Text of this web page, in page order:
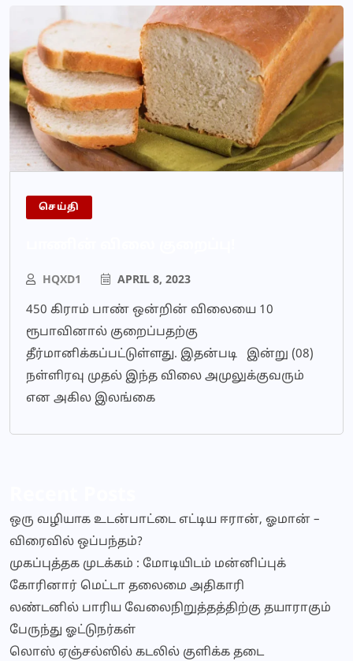
செய்தி
HQXD1 APRIL 8, 2023
450 கிராம் பாண் ஒன்றின் விலையை 10
ரூபாவினால் குறைப்பதற்கு
தீர்மானிக்கப்பட்டுள்ளது. இதன்படி இன்று (08)
நள்ளிரவு முதல் இந்த விலை அமுலுக்குவரும்
என அகில இலங்கை
ஒரு வழியாக உடன்பாட்டை எட்டிய ஈரான், ஓமான் –
விரைவில் ஒப்பந்தம்?
முகப்புத்தக முடக்கம் : மோடியிடம் மன்னிப்புக்
கோரினார் மெட்டா தலைமை அதிகாரி
லண்டனில் பாரிய வேலைநிறுத்தத்திற்கு தயாராகும்
பேருந்து ஓட்டுநர்கள்
லொஸ் ஏஞ்சல்ஸில் கடலில் குளிக்க தடை